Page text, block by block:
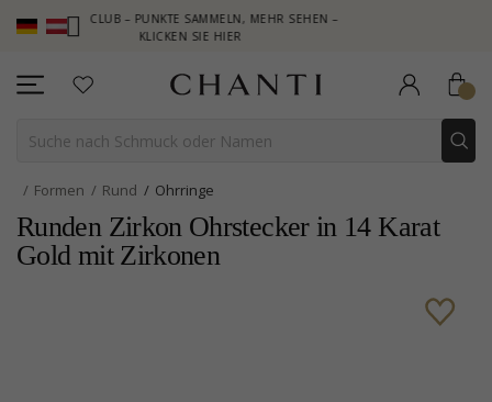
CLUB – PUNKTE SAMMELN, MEHR SEHEN –
KLICKEN SIE HIER
Formen Rund Ohrringe
Runden Zirkon Ohrstecker in 14 Karat
Gold mit Zirkonen